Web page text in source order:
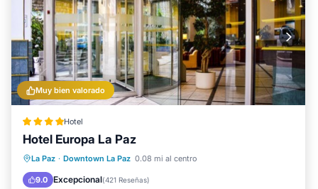
Muy bien valorado
Hotel
Hotel Europa La Paz
La Paz · Downtown La Paz 0.08 mi al centro
9.0 Excepcional(421 Reseñas)
Bañera de hidromasaje
Desayuno
Aparcamiento